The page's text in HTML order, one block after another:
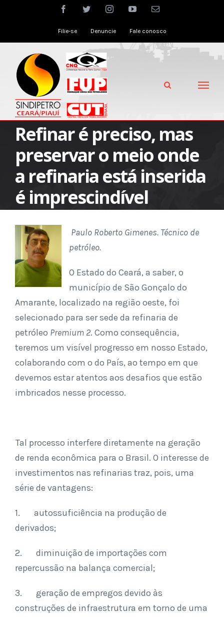
facebooktwitter instagramyoutubeEmail
Filie-se Denuncie Fale conosco
Refinar é preciso, mas
preservar o meio onde
a refinaria está inserida
é imprescindível
Paulo Roberto Gimenes. Técnico de
petróleo.
O Estado do Ceará, a saber, o
município de São Gonçalo do
Amarante, localizado na região oeste, foi
selecionado para ser sede da refinaria de
petróleo Premium 2. Como consequência,
teremos um visível progresso em nosso Estado,
colaborando com o do País, ao tempo em que
devemos estar atentos aos desafios que estão
imbricados nesse processo.
Tal processo interfere diretamente na geração
de renda econômica para o Brasil. O interesse de
investimentos nas refinarias traz, pois, uma
série de vantagens:
1. autossuficiência na produção de
derivados;
2. diminuição de importações com
repercussão na balança comercial;
3. geração de empregos devido às
construções de infraestrutura em torno de uma